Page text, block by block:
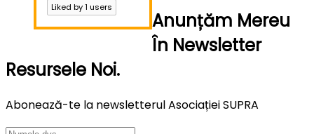
Liked by1 users
Anunțăm Mereu
În Newsletter
Resursele Noi.
Abonează-te la newsletterul Asociației SUPRA